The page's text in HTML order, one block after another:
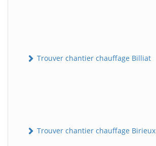
Trouver chantier chauffage Billiat
Trouver chantier chauffage Birieux